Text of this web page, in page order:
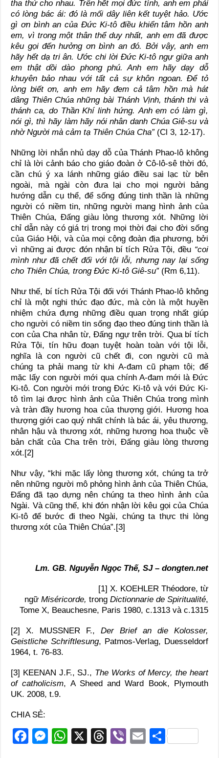
tha thứ cho nhau. Trên hết mọi đức tính, anh em phải
có lòng bác ái: đó là mối dây liên kết tuyệt hảo. Ước
gì ơn bình an của Đức Ki-tô điều khiển tâm hồn anh
em, vì trong một thân thể duy nhất, anh em đã được
kêu gọi đến hưởng ơn bình an đó. Bởi vậy, anh em
hãy hết dạ tri ân. Ước chi lời Đức Ki-tô ngự giữa anh
em thật dồi dào phong phú. Anh em hãy dạy dỗ
khuyên bảo nhau với tất cả sự khôn ngoan. Để tỏ
lòng biết ơn, anh em hãy đem cả tâm hồn mà hát
dâng Thiên Chúa những bài Thánh Vịnh, thánh thi và
thánh ca, do Thần Khí linh hứng. Anh em có làm gì,
nói gì, thì hãy làm hãy nói nhân danh Chúa Giê-su và
nhờ Người mà cảm tạ Thiên Chúa Cha”(Cl 3, 12-17).
Những lời nhắn nhủ dạy dỗ của Thánh Phao-lô không
chỉ là lời cảnh báo cho giáo đoàn ở Cô-lô-sê thời đó,
cần chú ý xa lánh những giáo điều sai lạc từ bên
ngoài, mà ngài còn đưa lại cho mọi người bảng
hướng dẫn cụ thể, để sống đúng tinh thần là những
người có niềm tin, những người mang hình ảnh của
Thiên Chúa, Đấng giàu lòng thương xót. Những lời
chỉ dẫn này có giá trị trong mọi thời đại cho đời sống
của Giáo Hội, và của mọi cộng đoàn địa phương, bởi
vì những ai được đón nhận bí tích Rửa Tội, đều “coi
mình như đã chết đối với tội lỗi, nhưng nay lại sống
cho Thiên Chúa, trong Đức Ki-tô Giê-su”(Rm 6,11).
Như thế, bí tích Rửa Tội đối với Thánh Phao-lô không
chỉ là một nghi thức đạo đức, mà còn là một huyền
nhiệm chứa đựng những điều quan trọng nhất giúp
cho người có niềm tin sống đạo theo đúng tinh thần là
con của Cha nhân từ, Đấng ngự trên trời. Qua bí tích
Rửa Tội, tín hữu đoạn tuyệt hoàn toàn với tội lỗi,
nghĩa là con người cũ chết đi, con người cũ mà
chúng ta phải mang từ khi A-đam cũ phạm tội; để
mặc lấy con người mới qua chính A-đam mới là Đức
Ki-tô. Con người mới trong Đức Ki-tô và với Đức Ki-
tô tìm lại được hình ảnh của Thiên Chúa trong mình
và tràn đầy hương hoa của thượng giới. Hương hoa
thượng giới cao quý nhất chính là bác ái, yêu thương,
nhân hậu và thương xót, những hương hoa thuộc về
bản chất của Cha trên trời, Đấng giàu lòng thương
xót.[2]
Như vậy, “khi mặc lấy lòng thương xót, chúng ta trở
nên những người mô phỏng hình ảnh của Thiên Chúa,
Đấng đã tạo dựng nên chúng ta theo hình ảnh của
Ngài. Và cũng thế, khi đón nhận lời kêu gọi của Chúa
Ki-tô để bước đi theo Ngài, chúng ta thực thi lòng
thương xót của Thiên Chúa”.[3]
Lm. GB. Nguyễn Ngọc Thế, SJ – dongten.net
[1] X. KOEHLER Théodore, từ
ngữ Miséricorde, trong Dictionnarie de Spiritualité,
Tome X, Beauchesne, Paris 1980, c.1313 và c.1315
[2] X. MUSSNER F., Der Brief an die Kolosser,
Geistliche Schriftlesung, Patmos-Verlag, Duesseldorf
1964, t. 76-83.
[3] KEENAN J.F., SJ., The Works of Mercy, the heart
of catholicism, A Sheed and Ward Book, Plymouth
UK. 2008, t.9.
CHIA SẺ:
F
M
W
X
T
Vi
E S